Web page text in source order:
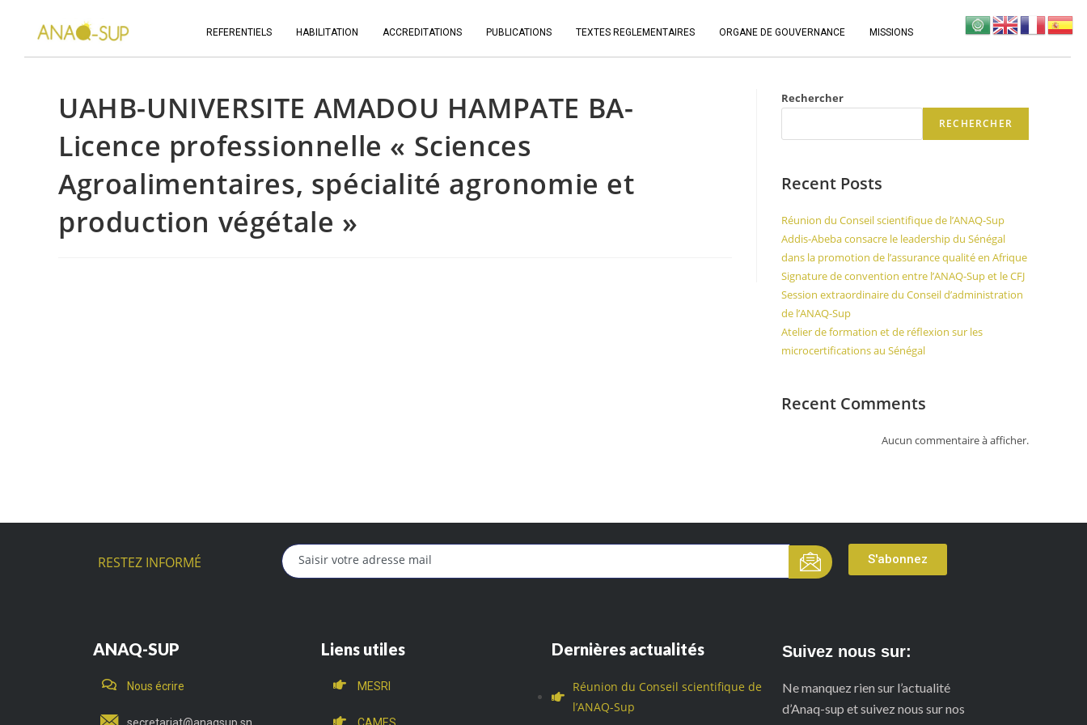
REFERENTIELS HABILITATION ACCREDITATIONS PUBLICATIONS TEXTES REGLEMENTAIRES ORGANE DE GOUVERNANCE MISSIONS
UAHB-UNIVERSITE AMADOU HAMPATE BA-
Licence professionnelle « Sciences
Agroalimentaires, spécialité agronomie et
production végétale »
Rechercher
RECHERCHER
Recent Posts
Réunion du Conseil scientifique de l’ANAQ-Sup
Addis-Abeba consacre le leadership du Sénégal
dans la promotion de l’assurance qualité en Afrique
Signature de convention entre l’ANAQ-Sup et le CFJ
Session extraordinaire du Conseil d’administration
de l’ANAQ-Sup
Atelier de formation et de réflexion sur les
microcertifications au Sénégal
Recent Comments
Aucun commentaire à afficher.
RESTEZ INFORMÉ S'abonnez
ANAQ-SUP
Nous écrire
Liens utiles
MESRI
Dernières actualités
Réunion du Conseil scientifique de
l’ANAQ-Sup
Suivez nous sur:
Ne manquez rien sur l’actualité
d’Anaq-sup et suivez nous sur nos